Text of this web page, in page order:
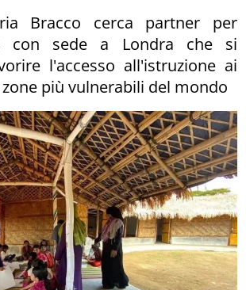
Bracco cerca partner per
con sede a Londra che si
l'accesso all'istruzione ai
più vulnerabili del mondo